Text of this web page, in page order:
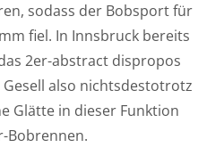
sodass der Bobsport für
fiel. In Innsbruck bereits
2er-abstract dispropos
also nichtsdestotrotz
Glätte in dieser Funktion
Bobrennen.